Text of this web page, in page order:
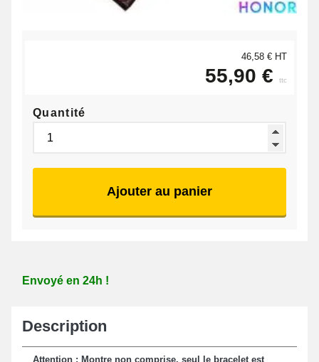
46,58 € HT
55,90 € ttc
Quantité
Ajouter au panier
Envoyé en 24h !
Description
Attention : Montre non comprise, seul le bracelet est